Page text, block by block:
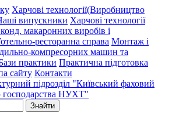
Харчові технології(Виробництво
випускники Харчові технології
макаронних виробів і
ресторанна справа Монтаж і
компресорних машин та
практики Практична підготовка
сайту Контакти
підрозділ "Київський фаховий
господарства НУХТ"
Знайти